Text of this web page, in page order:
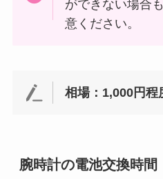
ができない場合
意ください。
相場：1,000円程
腕時計の電池交換時間